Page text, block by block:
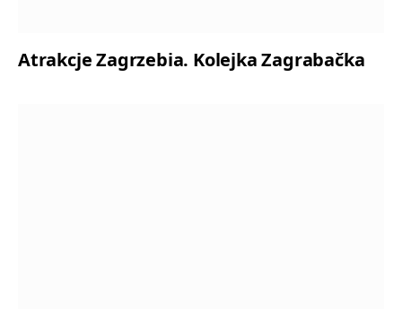
Atrakcje Zagrzebia. Kolejka Zagrabačka